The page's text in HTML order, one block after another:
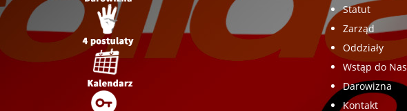
Statut
Zarząd
Oddziały
Wstąp do Nas
Darowizna
Kontakt